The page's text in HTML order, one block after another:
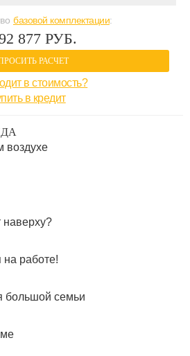
базовой комплектации:
877 РУБ.
РАСЧЕТ
в стоимость?
в кредит
воздухе
наверху?
работе!
большой семьи